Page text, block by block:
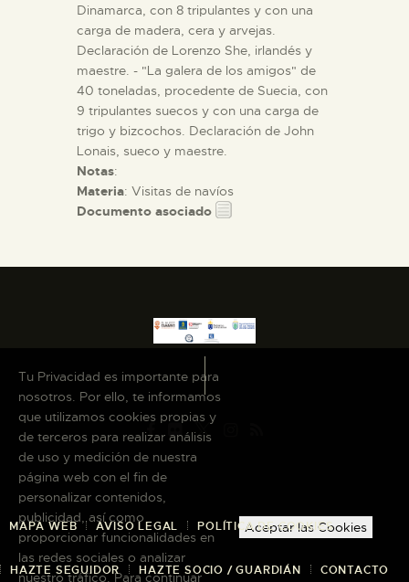
Dinamarca, con 8 tripulantes y con una
carga de madera, cera y arvejas.
Declaración de Lorenzo She, irlandés y
maestre. - "La galera de los amigos" de
40 toneladas, procedente de Suecia, con
9 tripulantes suecos y con una carga de
trigo y bizcochos. Declaración de John
Lonais, sueco y maestre.
Notas:
Materia: Visitas de navíos
Documento asociado
MAPA WEB AVISO LEGAL POLÍTICA DE COOKIES
HAZTE SEGUIDOR HAZTE SOCIO / GUARDIÁN CONTACTO
Tu Privacidad es importante para
nosotros. Por ello, te informamos
que utilizamos cookies propias y
de terceros para realizar análisis
de uso y medición de nuestra
página web con el fin de
personalizar contenidos,
publicidad, así como
proporcionar funcionalidades en
las redes sociales o analizar
nuestro tráfico. Para continuar
Aceptar las Cookies